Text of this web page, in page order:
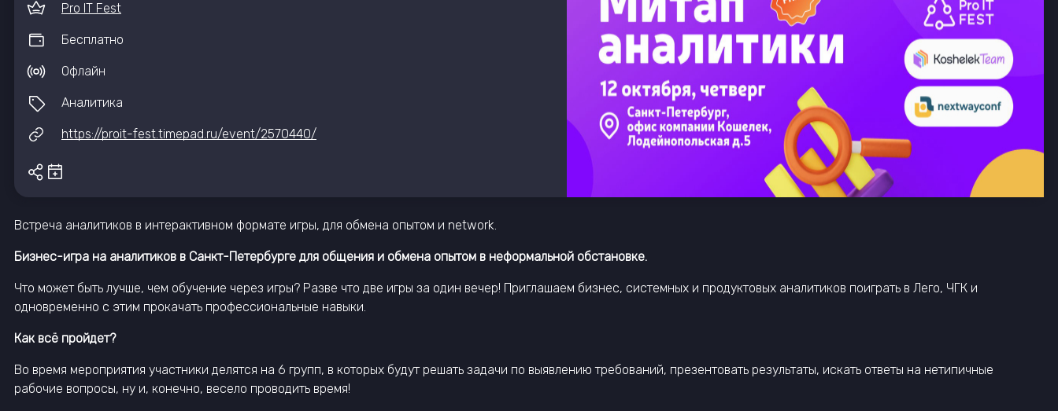
Pro IT Fest
Бесплатно
Офлайн
Аналитика
https://proit-fest.timepad.ru/event/2570440/
Встреча аналитиков в интерактивном формате игры, для обмена опытом и network.
Бизнес-игра на аналитиков в Санкт-Петербурге для общения и обмена опытом в неформальной обстановке.
Что может быть лучше, чем обучение через игры? Разве что две игры за один вечер! Приглашаем бизнес, системных и продуктовых аналитиков поиграть в Лего, ЧГК и
одновременно с этим прокачать профессиональные навыки.
Как всё пройдет?
Во время мероприятия участники делятся на 6 групп, в которых будут решать задачи по выявлению требований, презентовать результаты, искать ответы на нетипичные
рабочие вопросы, ну и, конечно, весело проводить время!